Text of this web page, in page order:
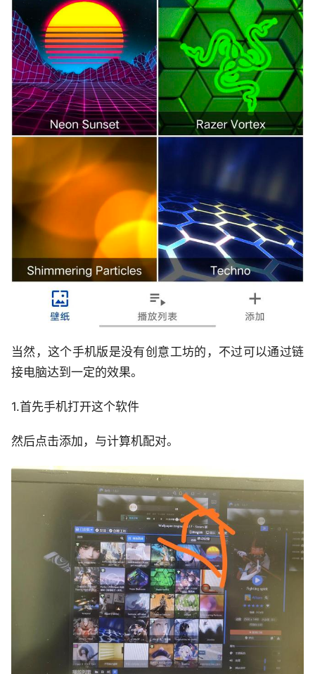
当然，这个手机版是没有创意工坊的，不过可以通过链
接电脑达到一定的效果。
1.首先手机打开这个软件
然后点击添加，与计算机配对。